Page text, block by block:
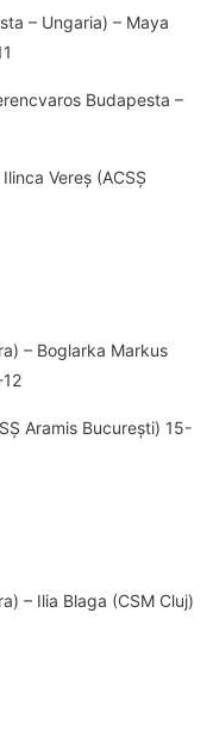
– Ungaria) – Maya
Budapesta –
Vereș (ACSȘ
– Boglarka Markus
Aramis București) 15-
– Ilia Blaga (CSM Cluj)